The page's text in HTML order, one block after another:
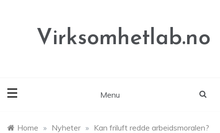
Virksomhetlab.no
Menu
Home » Nyheter » Kan friluft redde arbeidsmoralen?